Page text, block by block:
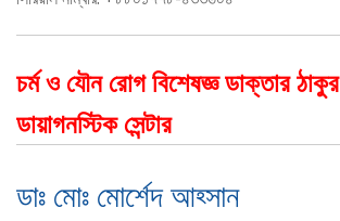
চর্ম ও যৌন রোগ বিশেষজ্ঞ ডাক্তার
ডায়াগনস্টিক সেন্টার
ডাঃ মোঃ মোর্শেদ আহ্সান